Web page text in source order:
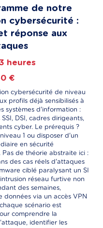
de notre
cybersécurité :
réponse aux
heures
€
cybersécurité de niveau
profils déjà sensibilisés à
systèmes d'information :
DSI, cadres dirigeants,
cyber. Le prérequis ?
1 ou disposer d'un
en sécurité
Pas de théorie abstraite ici :
des cas réels d'attaques
ciblé paralysant un SI
réseau furtive non
des semaines,
données via un accès VPN
scénario est
comprendre la
identifier les